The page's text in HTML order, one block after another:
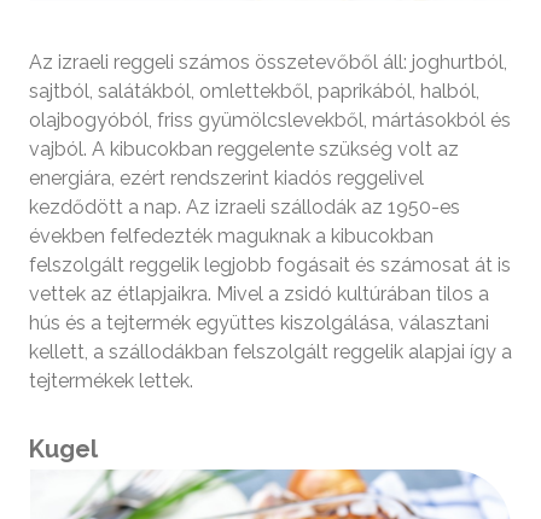
Az izraeli reggeli számos összetevőből áll: joghurtból,
sajtból, salátákból, omlettekből, paprikából, halból,
olajbogyóból, friss gyümölcslevekből, mártásokból és
vajból. A kibucokban reggelente szükség volt az
energiára, ezért rendszerint kiadós reggelivel
kezdődött a nap. Az izraeli szállodák az 1950-es
években felfedezték maguknak a kibucokban
felszolgált reggelik legjobb fogásait és számosat át is
vettek az étlapjaikra. Mivel a zsidó kultúrában tilos a
hús és a tejtermék együttes kiszolgálása, választani
kellett, a szállodákban felszolgált reggelik alapjai így a
tejtermékek lettek.
Kugel